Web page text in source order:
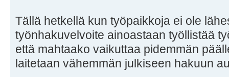
Tällä hetkellä kun työpaikkoja ei ole
työnhakuvelvoite ainoastaan työllistää
että mahtaako vaikuttaa pidemmän
laitetaan vähemmän julkiseen hakuun